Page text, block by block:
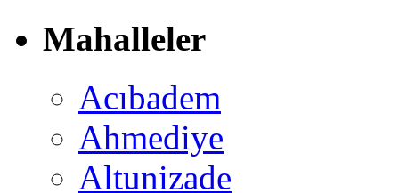
Mahalleler
Acıbadem
Ahmediye
Altunizade